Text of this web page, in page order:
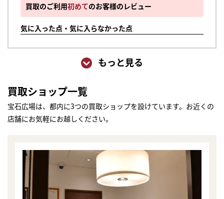
買取のご利用初めてのお客様のレビュー
気に入った点・気に入らなかった点
もっと見る
買取ショップ一覧
宝石広場は、都内に3つの買取ショップを設けています。お近くの
店舗にお気軽にお越しください。
まずは
かんたん30秒でお試し査定